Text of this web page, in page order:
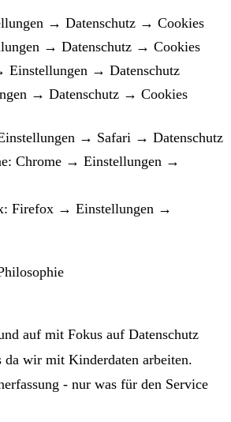
→ Datenschutz → Cookies
→ Datenschutz → Cookies
Einstellungen → Datenschutz
→ Datenschutz → Cookies
→ Safari → Datenschutz
Chrome → Einstellungen →
Firefox → Einstellungen →
auf mit Fokus auf Datenschutz
da wir mit Kinderdaten arbeiten.
- nur was für den Service